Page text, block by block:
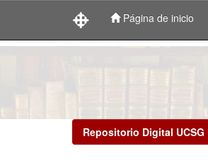
Página de inicio
Repositorio Digital UCSG